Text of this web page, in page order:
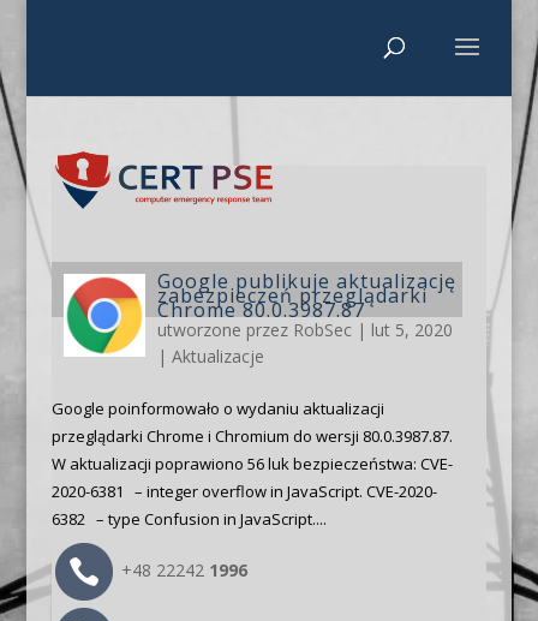
Google publikuje aktualizację
zabezpieczeń przeglądarki
Chrome 80.0.3987.87
utworzone przez RobSec | lut 5, 2020
|Aktualizacje
Google poinformowało o wydaniu aktualizacji
przeglądarki Chrome i Chromium do wersji 80.0.3987.87.
W aktualizacji poprawiono 56 luk bezpieczeństwa: CVE-
2020-6381 – integer overflow in JavaScript. CVE-2020-
6382 – type Confusion in JavaScript....
+48 22242 1996